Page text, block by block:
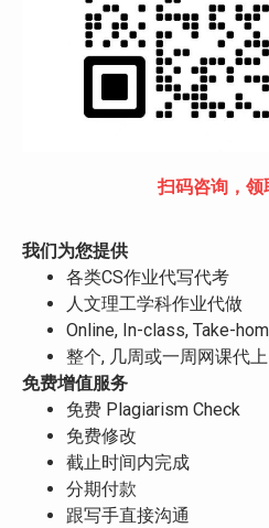
扫码咨询，领
我们为您提供
各类CS作业代写代考
人文理工学科作业代做
Online, In-class, Take-
整个, 几周或一周网课代上
免费增值服务
免费 Plagiarism Check
免费修改
截止时间内完成
分期付款
跟写手直接沟通